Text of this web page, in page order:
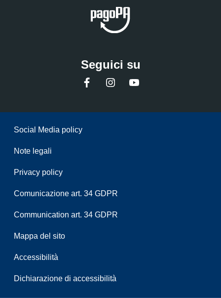
Seguici su
FacebookInstagram
Social Media policy
Note legali
Privacy policy
Comunicazione art. 34 GDPR
Communication art. 34 GDPR
Mappa del sito
Accessibilità
Dichiarazione di accessibilità